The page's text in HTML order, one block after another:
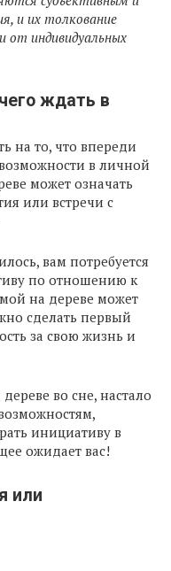
и их толкование
индивидуальных
ждать в
на то, что впереди
в личной
может означать
или встречи с
вам потребуется
по отношению к
на дереве может
сделать первый
за свою жизнь и
во сне, настало
инициативу в
ожидает вас!
или